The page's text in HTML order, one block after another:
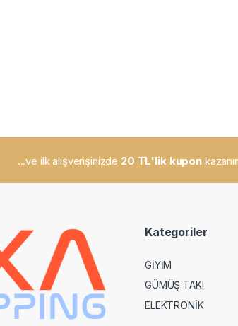
...ve ilk alışverişinizde 20 TL'lik kupon
Kategoriler
GİYİM
GÜMÜŞ TAKI
ELEKTRONİK